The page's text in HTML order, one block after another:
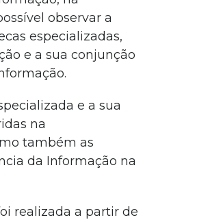
observar a
especializadas,
e a sua conjunção
e a sua
na
também as
da Informação na
realizada a partir de